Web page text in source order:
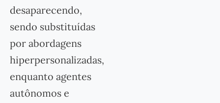
desaparecendo,
sendo substituídas
por abordagens
hiperpersonalizadas,
enquanto agentes
autônomos e